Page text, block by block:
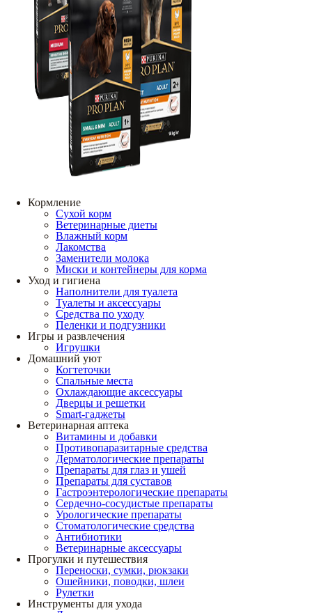
Кормление
Сухой корм
Ветеринарные диеты
Влажный корм
Лакомства
Заменители молока
Миски и контейнеры для корма
Уход и гигиена
Наполнители для туалета
Туалеты и аксессуары
Средства по уходу
Пеленки и подгузники
Игры и развлечения
Игрушки
Домашний уют
Когтеточки
Спальные места
Охлаждающие аксессуары
Дверцы и решетки
Smart-гаджеты
Ветеринарная аптека
Витамины и добавки
Противопаразитарные средства
Дерматологические препараты
Препараты для глаз и ушей
Препараты для суставов
Гастроэнтерологические препараты
Сердечно-сосудистые препараты
Урологические препараты
Стоматологические средства
Антибиотики
Ветеринарные аксессуары
Прогулки и путешествия
Переноски, сумки, рюкзаки
Ошейники, поводки, шлеи
Рулетки
Инструменты для ухода